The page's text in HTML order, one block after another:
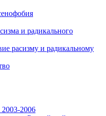
и радикального
расизму и радикальному
2006